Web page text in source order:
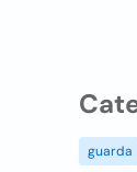
guarda